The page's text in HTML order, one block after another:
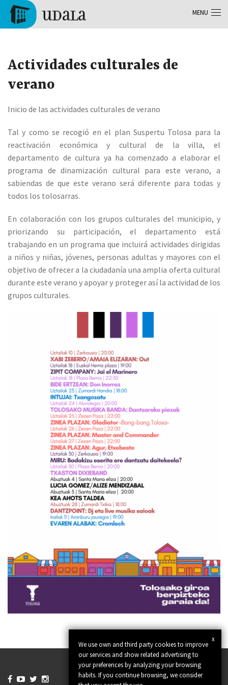
Skip to main content
Actividades culturales de
verano
Inicio de las actividades culturales de verano
Tal y como se recogió en el plan Suspertu Tolosa para la
reactivación económica y cultural de la villa, el
departamento de cultura ya ha comenzado a elaborar el
programa de dinamización cultural para este verano, a
sabiendas de que este verano será diferente para todas y
todos los tolosarras.
En colaboración con los grupos culturales del municipio, y
priorizando su participación, el departamento está
trabajando en un programa que incluirá actividades dirigidas
a niños y niñas, jóvenes, personas adultas y mayores con el
objetivo de ofrecer a la ciudadanía una amplia oferta cultural
durante este verano y apoyar y proteger así la actividad de los
grupos culturales.
x
We use own and third party cookies to improve
our services and show related advertising to
your preferences by analyzing your browsing
habits. If you continue browsing, we consider
   
MENU